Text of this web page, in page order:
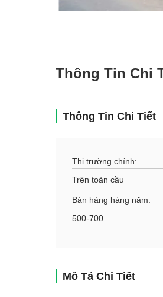
Thông Tin Chi
Thông Tin Chi Tiết
Thị trường chính:
Trên toàn cầu
Bán hàng hàng năm:
500-700
Mô Tả Chi Tiết